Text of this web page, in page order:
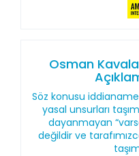
Osman
Söz konusu
yasal unsurları
dayanmayan
değildir ve